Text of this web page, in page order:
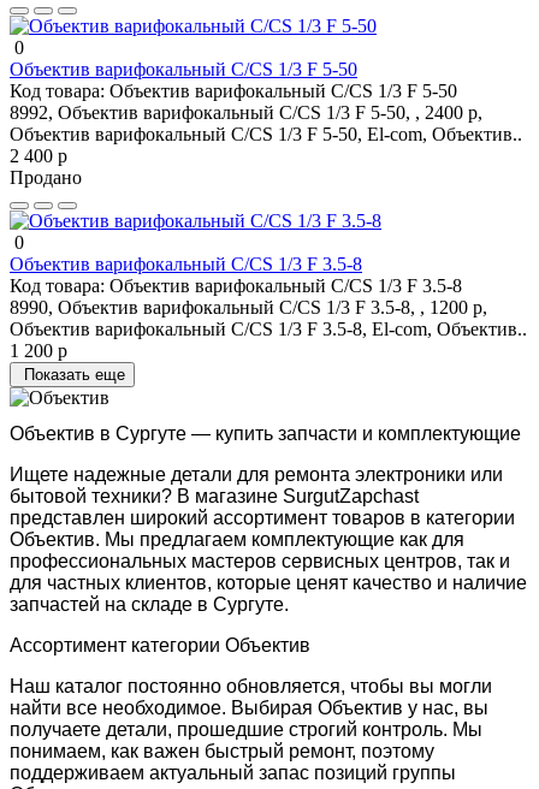
0
Объектив варифокальный C/CS 1/3 F 5-50
Код товара: Объектив варифокальный C/CS 1/3 F 5-50
8992, Объектив варифокальный C/CS 1/3 F 5-50, , 2400 р,
Объектив варифокальный C/CS 1/3 F 5-50, El-com, Объектив..
2 400 р
Продано
0
Объектив варифокальный C/CS 1/3 F 3.5-8
Код товара: Объектив варифокальный C/CS 1/3 F 3.5-8
8990, Объектив варифокальный C/CS 1/3 F 3.5-8, , 1200 р,
Объектив варифокальный C/CS 1/3 F 3.5-8, El-com, Объектив..
1 200 р
Показать еще
Объектив в Сургуте — купить запчасти и комплектующие
Ищете надежные детали для ремонта электроники или
бытовой техники? В магазине SurgutZapchast
представлен широкий ассортимент товаров в категории
Объектив. Мы предлагаем комплектующие как для
профессиональных мастеров сервисных центров, так и
для частных клиентов, которые ценят качество и наличие
запчастей на складе в Сургуте.
Ассортимент категории Объектив
Наш каталог постоянно обновляется, чтобы вы могли
найти все необходимое. Выбирая Объектив у нас, вы
получаете детали, прошедшие строгий контроль. Мы
понимаем, как важен быстрый ремонт, поэтому
поддерживаем актуальный запас позиций группы